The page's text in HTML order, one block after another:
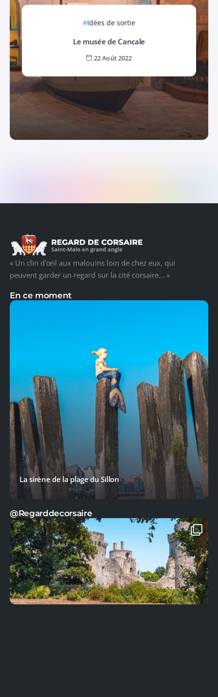
Idées de sortie
Le musée de Cancale
22 Août 2022
« Un clin d'œil aux malouins loin de chez eux, qui
peuvent garder un regard sur la cité corsaire... »
En ce moment
La sirène de la plage du Sillon
@Regarddecorsaire